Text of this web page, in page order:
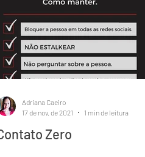
Zero
Adriana Caeiro
17 de nov. de 2021
1 min de leitura